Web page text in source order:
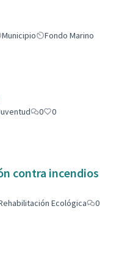
Municipio
Fondo Marino
0
0
contra incendios
Ecológica
0